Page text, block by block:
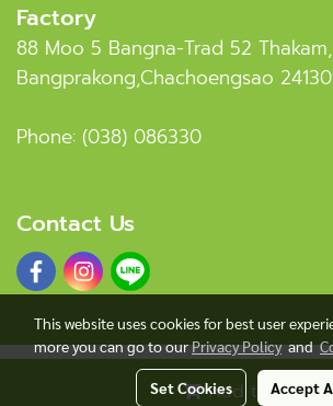
Add to Cart
Factory
88 Moo 5 Bangna-Trad 52 Thakam,
Bangprakong,Chachoengsao 24130
Phone: (038) 086330
Contact Us
© COPYRIGHT SIAMPLASTWOOD.COM
This website uses cookies for best user
more you can go to ourPrivacy Policyand
Set Cookies Accept